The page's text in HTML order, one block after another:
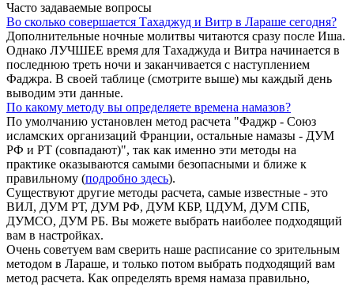
Часто задаваемые вопросы
Во сколько совершается Тахаджуд и Витр в Лараше сегодня?
Дополнительные ночные молитвы читаются сразу после Иша.
Однако ЛУЧШЕЕ время для Тахаджуда и Витра начинается в
последнюю треть ночи и заканчивается с наступлением
Фаджра. В своей таблице (смотрите выше) мы каждый день
выводим эти данные.
По какому методу вы определяете времена намазов?
По умолчанию установлен метод расчета "Фаджр - Союз
исламских организаций Франции, остальные намазы - ДУМ
РФ и РТ (совпадают)", так как именно эти методы на
практике оказываются самыми безопасными и ближе к
правильному (подробно здесь).
Существуют другие методы расчета, самые известные - это
ВИЛ, ДУМ РТ, ДУМ РФ, ДУМ КБР, ЦДУМ, ДУМ СПБ,
ДУМСО, ДУМ РБ. Вы можете выбрать наиболее подходящий
вам в настройках.
Очень советуем вам сверить наше расписание со зрительным
методом в Лараше, и только потом выбрать подходящий вам
метод расчета. Как определять время намаза правильно,